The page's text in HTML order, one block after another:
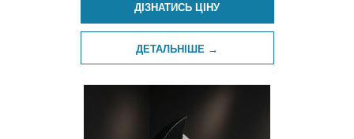
ДІЗНАТИСЬ ЦІНУ
ДЕТАЛЬНІШЕ →